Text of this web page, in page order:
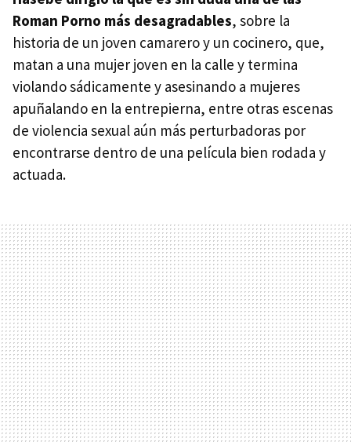
Roman Porno más desagradables, sobre la
historia de un joven camarero y un cocinero, que,
matan a una mujer joven en la calle y termina
violando sádicamente y asesinando a mujeres
apuñalando en la entrepierna, entre otras escenas
de violencia sexual aún más perturbadoras por
encontrarse dentro de una película bien rodada y
actuada.